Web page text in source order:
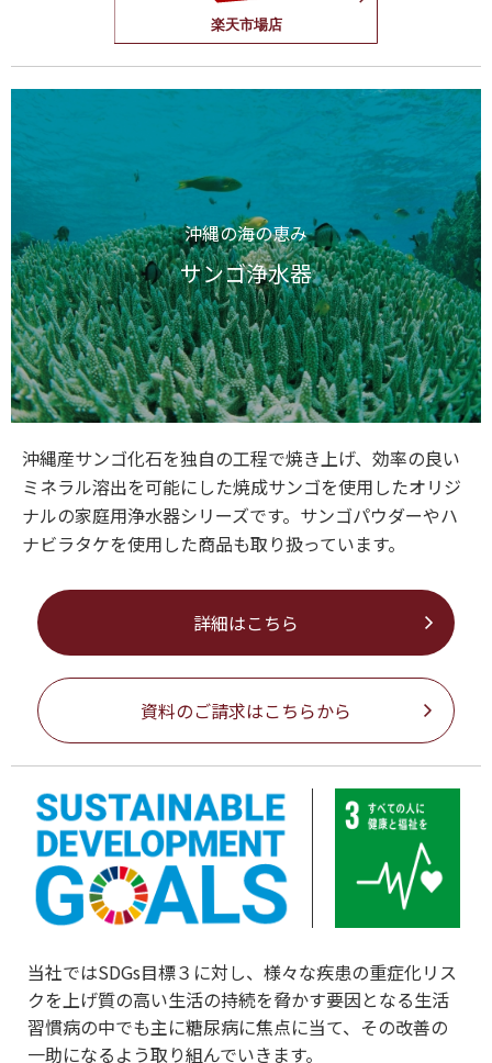
沖縄の海の恵み
サンゴ浄水器
沖縄産サンゴ化石を独自の工程で焼き上げ、効率の良い
ミネラル溶出を可能にした焼成サンゴを使用したオリジ
ナルの家庭用浄水器シリーズです。サンゴパウダーやハ
ナビラタケを使用した商品も取り扱っています。
詳細はこちら
資料のご請求はこちらから
当社ではSDGs目標３に対し、様々な疾患の重症化リス
クを上げ質の高い生活の持続を脅かす要因となる生活
習慣病の中でも主に糖尿病に焦点に当て、その改善の
一助になるよう取り組んでいきます。